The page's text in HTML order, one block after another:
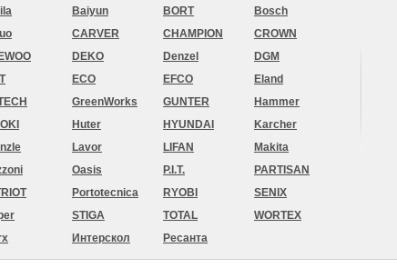
Baiyun BORT
Bosch
CARVER CHAMPION
CROWN
DEKO Denzel
DGM
ECO EFCO
Eland
GreenWorks GUNTER
Hammer
Huter HYUNDAI
Karcher
Lavor LIFAN
Makita
Oasis P.I.T.
PARTISAN
Portotecnica RYOBI
SENIX
STIGA TOTAL
WORTEX
Интерскол Ресанта